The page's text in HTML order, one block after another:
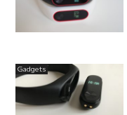
Gadgets